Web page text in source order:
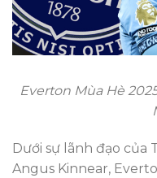
Everton Mùa Hè
Dưới sự lãnh đạo của
Angus Kinnear,